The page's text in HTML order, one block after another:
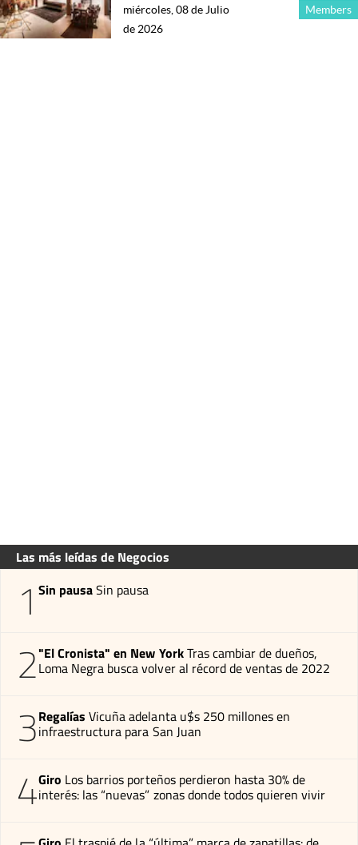
Members
miércoles, 08 de Julio
de 2026
Las más leídas de Negocios
1 Sin pausaSin pausa
2"El Cronista" en New YorkTras cambiar de dueños,
Loma Negra busca volver al récord de ventas de 2022
3Regalías Vicuña adelanta u$s 250 millones en
infraestructura para San Juan
4Giro Los barrios porteños perdieron hasta 30% de
interés: las “nuevas” zonas donde todos quieren vivir